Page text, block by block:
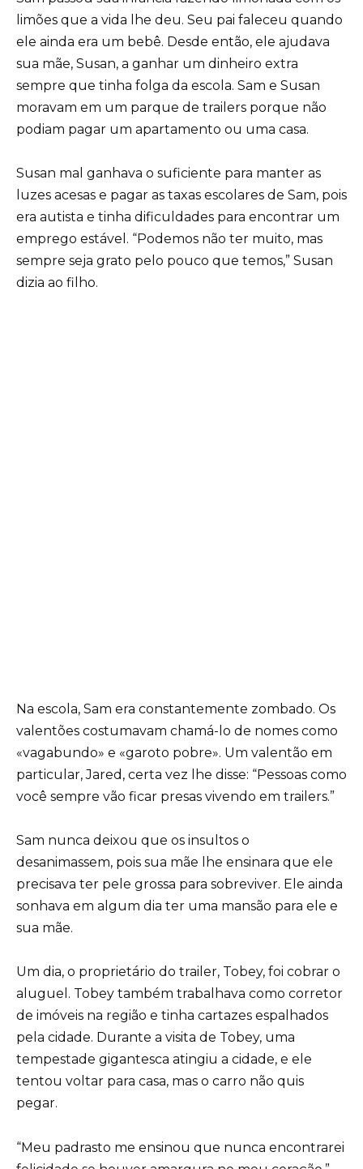
limões que a vida lhe deu. Seu pai faleceu quando
ele ainda era um bebê. Desde então, ele ajudava
sua mãe, Susan, a ganhar um dinheiro extra
sempre que tinha folga da escola. Sam e Susan
moravam em um parque de trailers porque não
podiam pagar um apartamento ou uma casa.
Susan mal ganhava o suficiente para manter as
luzes acesas e pagar as taxas escolares de Sam, pois
era autista e tinha dificuldades para encontrar um
emprego estável. “Podemos não ter muito, mas
sempre seja grato pelo pouco que temos,” Susan
dizia ao filho.
Na escola, Sam era constantemente zombado. Os
valentões costumavam chamá-lo de nomes como
«vagabundo» e «garoto pobre». Um valentão em
particular, Jared, certa vez lhe disse: “Pessoas como
você sempre vão ficar presas vivendo em trailers.”
Sam nunca deixou que os insultos o
desanimassem, pois sua mãe lhe ensinara que ele
precisava ter pele grossa para sobreviver. Ele ainda
sonhava em algum dia ter uma mansão para ele e
sua mãe.
Um dia, o proprietário do trailer, Tobey, foi cobrar o
aluguel. Tobey também trabalhava como corretor
de imóveis na região e tinha cartazes espalhados
pela cidade. Durante a visita de Tobey, uma
tempestade gigantesca atingiu a cidade, e ele
tentou voltar para casa, mas o carro não quis
pegar.
“Meu padrasto me ensinou que nunca encontrarei